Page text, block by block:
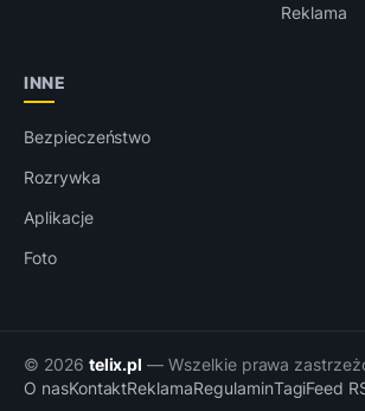
Reklama
INNE
Bezpieczeństwo
Rozrywka
Aplikacje
Foto
© 2026 telix.pl — Wszelkie prawa
O nasKontaktReklamaRegulaminTagiFeed